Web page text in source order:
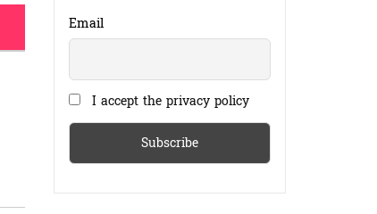
Email
I accept the privacy policy